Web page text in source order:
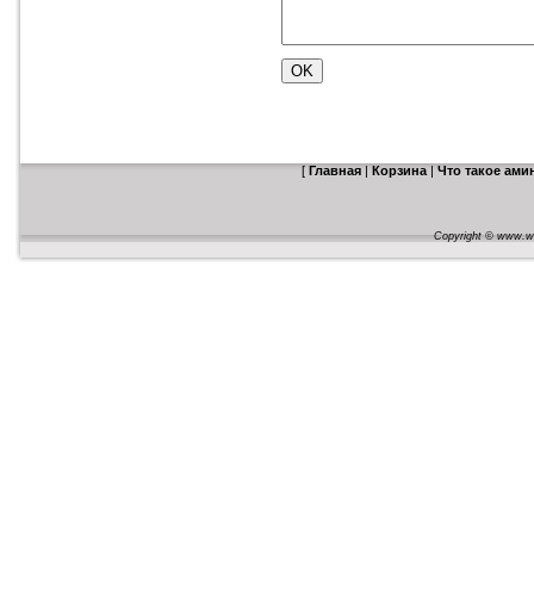
[ Главная| Корзина| Что такое
Copyright ©